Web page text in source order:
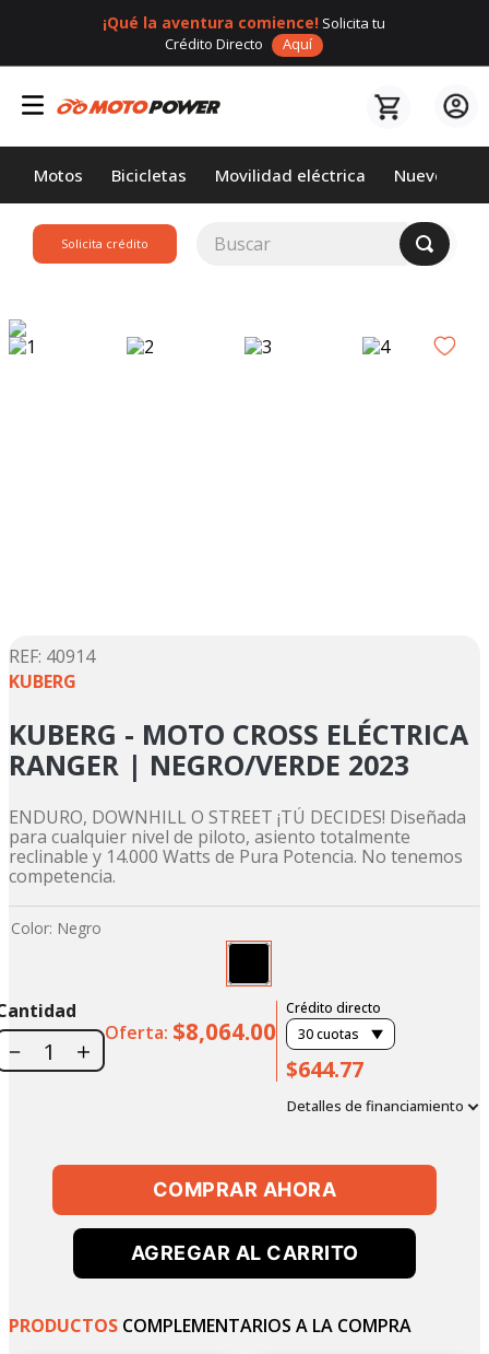
¡Qué la aventura comience! Solicita tu
Crédito Directo
Aquí
Motos Bicicletas Movilidad eléctrica Nuevos
Solicita crédito
Buscar
: 40914
KUBERG
KUBERG - MOTO CROSS ELÉCTRICA
RANGER | NEGRO/VERDE 2023
ENDURO, DOWNHILL O STREET ¡TÚ DECIDES! Diseñada
para cualquier nivel de piloto, asiento totalmente
reclinable y 14.000 Watts de Pura Potencia. No tenemos
competencia.
Color: Negro
＋
－
Oferta: $8,064.00
Crédito directo
30cuotas
$644.77
Detalles de financiamiento
COMPRAR AHORA
AGREGAR AL CARRITO
PRODUCTOS COMPLEMENTARIOS A LA COMPRA
.
loncin